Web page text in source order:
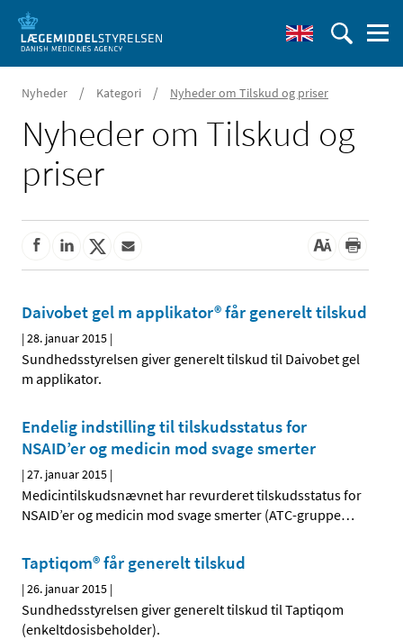
Nyheder / Kategori / Nyheder om Tilskud og priser
Nyheder om Tilskud og
priser
Daivobet gel m applikator® får generelt tilskud
|28. januar 2015 |
Sundhedsstyrelsen giver generelt tilskud til Daivobet gel
m applikator.
Endelig indstilling til tilskudsstatus for
NSAID’er og medicin mod svage smerter
|27. januar 2015 |
Medicintilskudsnævnet har revurderet tilskudsstatus for
NSAID’er og medicin mod svage smerter (ATC-gruppe…
Taptiqom® får generelt tilskud
|26. januar 2015 |
Sundhedsstyrelsen giver generelt tilskud til Taptiqom
(enkeltdosisbeholder).